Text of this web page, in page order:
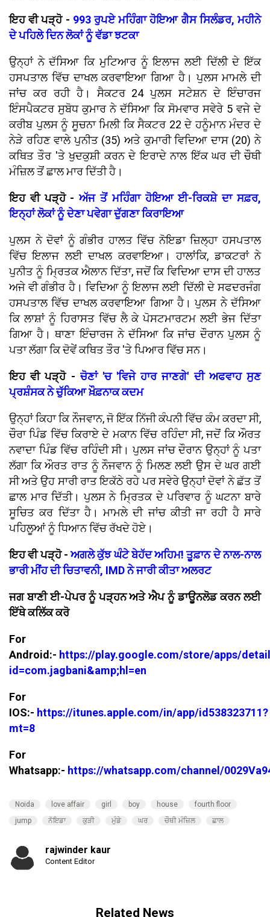
ਇਹ ਵੀ ਪੜ੍ਹੋ - 993 ਰੁਪਏ ਮਹਿੰਗਾ ਹੋਇਆ ਗੈਸ ਸਿਲੰਡਰ, ਮਹੀਨੇ
ਦੇ ਪਹਿਲੇ ਦਿਨ ਲੋਕਾਂ ਨੂੰ ਵੱਡਾ ਝਟਕਾ
ਉਨ੍ਹਾਂ ਨੇ ਦੱਸਿਆ ਕਿ ਮੁਟਿਆਰ ਨੂੰ ਇਲਾਜ ਲਈ ਦਿੱਲੀ ਦੇ ਇੱਕ
ਹਸਪਤਾਲ ਵਿੱਚ ਦਾਖਲ ਕਰਵਾਇਆ ਗਿਆ ਹੈ। ਪੁਲਸ ਮਾਮਲੇ ਦੀ
ਜਾਂਚ ਕਰ ਰਹੀ ਹੈ। ਸੈਕਟਰ 24 ਪੁਲਸ ਸਟੇਸ਼ਨ ਦੇ ਇੰਚਾਰਜ
ਇੰਸਪੈਕਟਰ ਸੁਬੋਧ ਕੁਮਾਰ ਨੇ ਦੱਸਿਆ ਕਿ ਸੋਮਵਾਰ ਸਵੇਰੇ 5 ਵਜੇ ਦੇ
ਕਰੀਬ ਪੁਲਸ ਨੂੰ ਸੂਚਨਾ ਮਿਲੀ ਕਿ ਸੈਕਟਰ 22 ਦੇ ਹਨੂੰਮਾਨ ਮੰਦਰ ਦੇ
ਨੇੜੇ ਰਹਿਣ ਵਾਲੇ ਪੁਨੀਤ (35) ਅਤੇ ਕੁਮਾਰੀ ਵਿਦਿਆ ਦਾਸ (20) ਨੇ
ਕਥਿਤ ਤੌਰ 'ਤੇ ਖੁਦਕੁਸ਼ੀ ਕਰਨ ਦੇ ਇਰਾਦੇ ਨਾਲ ਇੱਕ ਘਰ ਦੀ ਚੌਥੀ
ਮੰਜ਼ਿਲ ਤੋਂ ਛਾਲ ਮਾਰ ਦਿੱਤੀ ਹੈ।
ਇਹ ਵੀ ਪੜ੍ਹੋ -ਅੱਜ ਤੋਂ ਮਹਿੰਗਾ ਹੋਇਆ ਈ-ਰਿਕਸ਼ੇ ਦਾ ਸਫ਼ਰ,
ਇਨ੍ਹਾਂ ਲੋਕਾਂ ਨੂੰ ਦੇਣਾ ਪਵੇਗਾ ਦੁੱਗਣਾ ਕਿਰਾਇਆ
ਪੁਲਸ ਨੇ ਦੋਵਾਂ ਨੂੰ ਗੰਭੀਰ ਹਾਲਤ ਵਿੱਚ ਨੋਇਡਾ ਜ਼ਿਲ੍ਹਾ ਹਸਪਤਾਲ
ਵਿੱਚ ਇਲਾਜ ਲਈ ਦਾਖਲ ਕਰਵਾਇਆ। ਹਾਲਾਂਕਿ, ਡਾਕਟਰਾਂ ਨੇ
ਪੁਨੀਤ ਨੂੰ ਮ੍ਰਿਤਕ ਐਲਾਨ ਦਿੱਤਾ, ਜਦੋਂ ਕਿ ਵਿਦਿਆ ਦਾਸ ਦੀ ਹਾਲਤ
ਅਜੇ ਵੀ ਗੰਭੀਰ ਹੈ। ਵਿਦਿਆ ਨੂੰ ਇਲਾਜ ਲਈ ਦਿੱਲੀ ਦੇ ਸਫਦਰਜੰਗ
ਹਸਪਤਾਲ ਵਿੱਚ ਦਾਖਲ ਕਰਵਾਇਆ ਗਿਆ ਹੈ। ਪੁਲਸ ਨੇ ਦੱਸਿਆ
ਕਿ ਲਾਸ਼ਾਂ ਨੂੰ ਹਿਰਾਸਤ ਵਿੱਚ ਲੈ ਕੇ ਪੋਸਟਮਾਰਟਮ ਲਈ ਭੇਜ ਦਿੱਤਾ
ਗਿਆ ਹੈ। ਥਾਣਾ ਇੰਚਾਰਜ ਨੇ ਦੱਸਿਆ ਕਿ ਜਾਂਚ ਦੌਰਾਨ ਪੁਲਸ ਨੂੰ
ਪਤਾ ਲੱਗਾ ਕਿ ਦੋਵੇਂ ਕਥਿਤ ਤੌਰ 'ਤੇ ਪਿਆਰ ਵਿੱਚ ਸਨ।
ਇਹ ਵੀ ਪੜ੍ਹੋ -ਚੋਣਾਂ 'ਚ 'ਵਿਜੇ ਹਾਰ ਜਾਣਗੇ' ਦੀ ਅਫਵਾਹ ਸੁਣ
ਪ੍ਰਸ਼ੰਸਕ ਨੇ ਚੁੱਕਿਆ ਖ਼ੌਫ਼ਨਾਕ ਕਦਮ
ਉਨ੍ਹਾਂ ਕਿਹਾ ਕਿ ਨੌਜਵਾਨ, ਜੋ ਇੱਕ ਨਿੱਜੀ ਕੰਪਨੀ ਵਿੱਚ ਕੰਮ ਕਰਦਾ ਸੀ,
ਚੌਰਾ ਪਿੰਡ ਵਿੱਚ ਕਿਰਾਏ ਦੇ ਮਕਾਨ ਵਿੱਚ ਰਹਿੰਦਾ ਸੀ, ਜਦੋਂ ਕਿ ਔਰਤ
ਨਵਾਦਾ ਪਿੰਡ ਵਿੱਚ ਰਹਿੰਦੀ ਸੀ। ਪੁਲਸ ਜਾਂਚ ਦੌਰਾਨ ਉਨ੍ਹਾਂ ਨੂੰ ਪਤਾ
ਲੱਗਾ ਕਿ ਔਰਤ ਰਾਤ ਨੂੰ ਨੌਜਵਾਨ ਨੂੰ ਮਿਲਣ ਲਈ ਉਸ ਦੇ ਘਰ ਗਈ
ਸੀ ਅਤੇ ਉਹ ਸਾਰੀ ਰਾਤ ਇਕੱਠੇ ਰਹੇ ਪਰ ਸਵੇਰੇ ਉਨ੍ਹਾਂ ਦੋਵਾਂ ਨੇ ਛੱਤ ਤੋਂ
ਛਾਲ ਮਾਰ ਦਿੱਤੀ। ਪੁਲਸ ਨੇ ਮ੍ਰਿਤਕ ਦੇ ਪਰਿਵਾਰ ਨੂੰ ਘਟਨਾ ਬਾਰੇ
ਸੂਚਿਤ ਕਰ ਦਿੱਤਾ ਹੈ। ਮਾਮਲੇ ਦੀ ਜਾਂਚ ਕੀਤੀ ਜਾ ਰਹੀ ਹੈ ਸਾਰੇ
ਪਹਿਲੂਆਂ ਨੂੰ ਧਿਆਨ ਵਿੱਚ ਰੱਖਦੇ ਹੋਏ।
ਇਹ ਵੀ ਪੜ੍ਹੋ -ਅਗਲੇ ਕੁੱਝ ਘੰਟੇ ਬੇਹੱਦ ਅਹਿਮ! ਤੂਫ਼ਾਨ ਦੇ ਨਾਲ-ਨਾਲ
ਭਾਰੀ ਮੀਂਹ ਦੀ ਚਿਤਾਵਨੀ, IMD ਨੇ ਜਾਰੀ ਕੀਤਾ ਅਲਰਟ
ਜਗ ਬਾਣੀ ਈ-ਪੇਪਰ ਨੂੰ ਪੜ੍ਹਨ ਅਤੇ ਐਪ ਨੂੰ ਡਾਊਨਲੋਡ ਕਰਨ ਲਈ
ਇੱਥੇ ਕਲਿੱਕ ਕਰੋ
For
Android:- https://play.google.com/store/apps/
id=com.jagbani&amp;hl=en
For
IOS:- https://itunes.apple.com/in/app/id538323711?
mt=8
For
Whatsapp:- https://whatsapp.com/channel/
Noida love affair girl boy house
fourth floor
jump
ਨੋਇਡਾ ਕੁੜੀ ਮੁੰਡੇ ਘਰ ਚੌਥੀ ਮੰਜ਼ਿਲ ਛਾਲ
rajwinder kaur
Content Editor
Related News